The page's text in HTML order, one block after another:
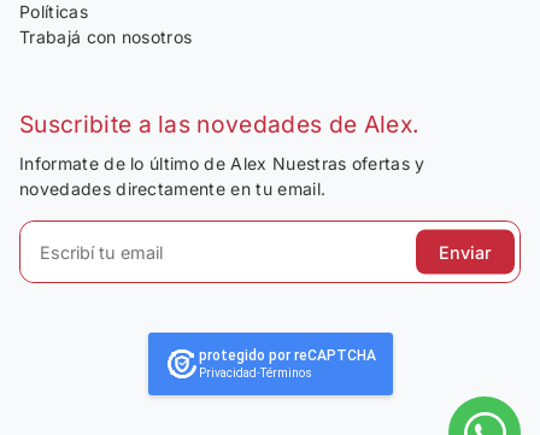
Políticas
Trabajá con nosotros
Suscribite a las novedades de Alex.
Informate de lo último de Alex Nuestras ofertas y
novedades directamente en tu email.
Enviar
protegido por reCAPTCHA
Privacidad-Términos